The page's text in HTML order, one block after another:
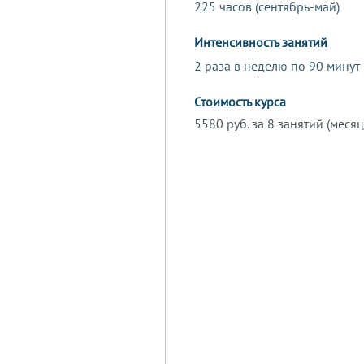
225 часов (сентябрь-май)
Интенсивность занятий
2 раза в неделю по 90 минут
Стоимость курса
5580 руб. за 8 занятий